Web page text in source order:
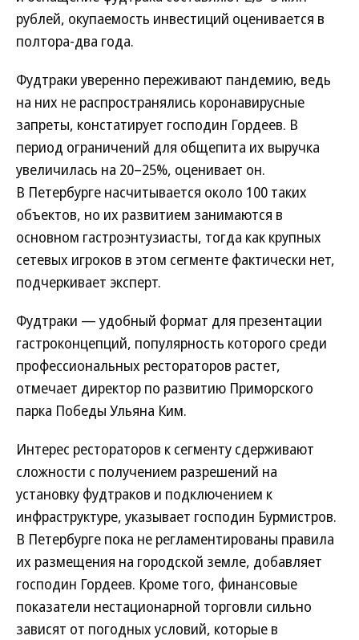
рублей, окупаемость инвестиций оценивается в
полтора-два года.
Фудтраки уверенно переживают пандемию, ведь
на них не распространялись коронавирусные
запреты, констатирует господин Гордеев. В
период ограничений для общепита их выручка
увеличилась на 20–25%, оценивает он.
В Петербурге насчитывается около 100 таких
объектов, но их развитием занимаются в
основном гастроэнтузиасты, тогда как крупных
сетевых игроков в этом сегменте фактически нет,
подчеркивает эксперт.
Фудтраки — удобный формат для презентации
гастроконцепций, популярность которого среди
профессиональных рестораторов растет,
отмечает директор по развитию Приморского
парка Победы Ульяна Ким.
Интерес рестораторов к сегменту сдерживают
сложности с получением разрешений на
установку фудтраков и подключением к
инфраструктуре, указывает господин Бурмистров.
В Петербурге пока не регламентированы правила
их размещения на городской земле, добавляет
господин Гордеев. Кроме того, финансовые
показатели нестационарной торговли сильно
зависят от погодных условий, которые в